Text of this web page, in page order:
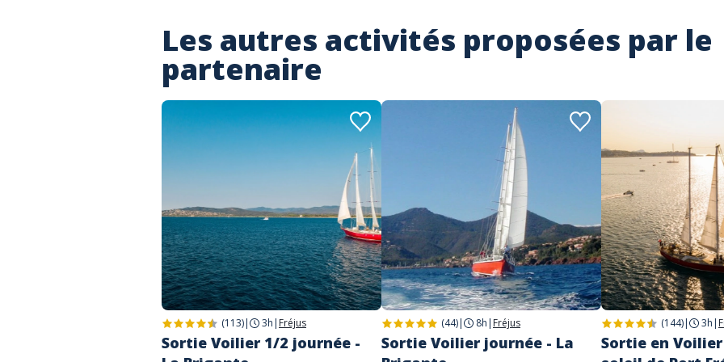
Les autres activités proposées par le
partenaire
(113)| 3h | Fréjus
Sortie Voilier 1/2 journée -
(44)| 8h | Fréjus
Sortie Voilier journée - La
(144)| 3h |
Sortie en